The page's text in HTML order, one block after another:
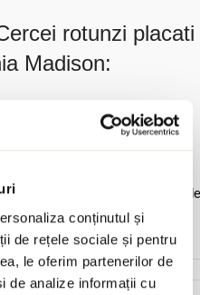
conținutul și
de rețele sociale și pentru
le oferim partenerilor de
de analize informații cu
rotunzi placati
Madison:
sau intr-un saculet de catifea
de alte materiale. Evitati
Dupa fiecare purtare este
pentru a evita depunerea de